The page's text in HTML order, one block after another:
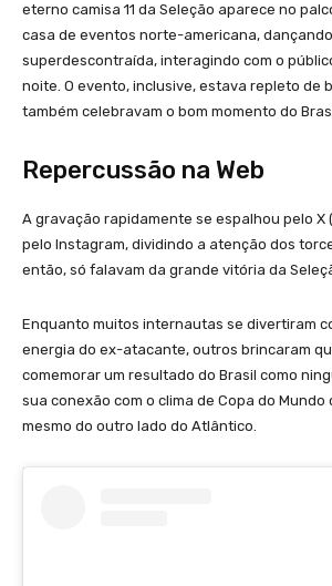
eterno camisa 11 da Seleção aparece no
casa de eventos norte-americana,
superdescontraída, interagindo com o
noite. O evento, inclusive, estava repleto de
também celebravam o bom momento do
Repercussão na Web
A gravação rapidamente se espalhou pelo X
pelo Instagram, dividindo a atenção dos
então, só falavam da grande vitória da
Enquanto muitos internautas se divertiram
energia do ex-atacante, outros brincaram
comemorar um resultado do Brasil como
sua conexão com o clima de Copa do
mesmo do outro lado do Atlântico.